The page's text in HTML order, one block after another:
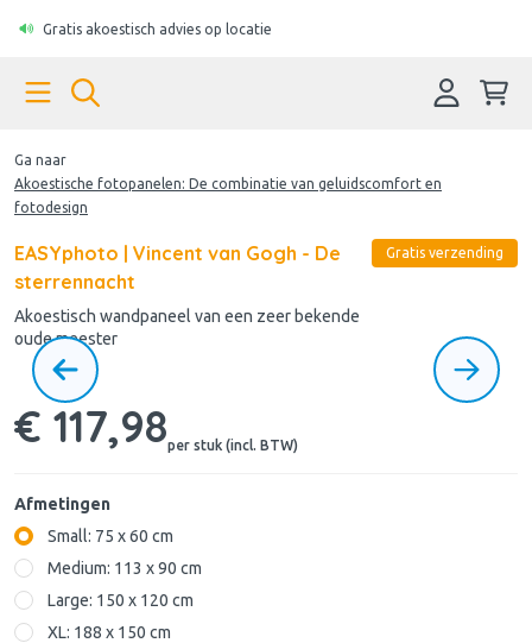
Gratis akoestisch advies op locatie
Ga naar
Akoestische fotopanelen: De combinatie van geluidscomfort en
fotodesign
EASYphoto | Vincent van Gogh - De
sterrennacht
Akoestisch wandpaneel van een zeer bekende
oude meester
Gratis verzending
€ 117,98per stuk (incl. BTW)
Afmetingen
Small: 75 x 60 cm
Medium: 113 x 90 cm
Large: 150 x 120 cm
XL: 188 x 150 cm